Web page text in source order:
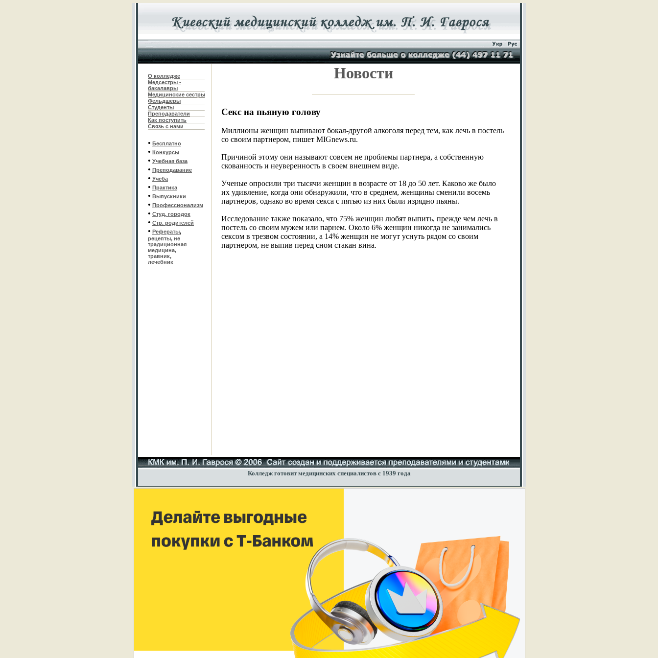
О колледже
Медсестры -
бакалавры
Медицинские сестры
Фельдшеры
Студенты
Преподаватели
Как поступить
Связь с нами
• Бесплатно
• Конкурсы
• Учебная база
• Преподавание
• Учеба
• Практика
• Выпускники
• Профессионализм
• Студ. городок
• Стр. родителей
• Рефераты,
рецепты, не
традиционная
медицина,
травник,
лечебник
Новости
Секс на пьяную голову
Миллионы женщин выпивают бокал-другой алкоголя перед тем, как лечь в постель
со своим партнером, пишет MIGnews.ru.
Причиной этому они называют совсем не проблемы партнера, а собственную
скованность и неуверенность в своем внешнем виде.
Ученые опросили три тысячи женщин в возрасте от 18 до 50 лет. Каково же было
их удивление, когда они обнаружили, что в среднем, женщины сменили восемь
партнеров, однако во время секса с пятью из них были изрядно пьяны.
Исследование также показало, что 75% женщин любят выпить, прежде чем лечь в
постель со своим мужем или парнем. Около 6% женщин никогда не занимались
сексом в трезвом состоянии, а 14% женщин не могут уснуть рядом со своим
партнером, не выпив перед сном стакан вина.
Колледж готовит медицинских специалистов с 1939 года